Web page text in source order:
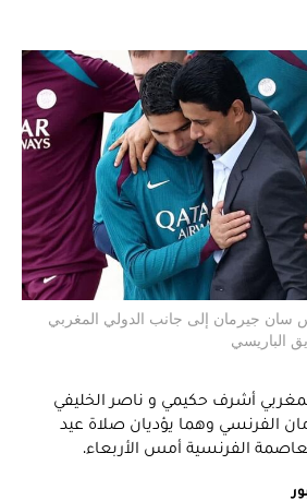
سان جيرمان إلى جانب الدولي المغربي
الباريسي
أشرف حكيمي و ناصر الخليفي
الفرنسي وهما يؤديان صلاة عيد
الفرنسية أمس الأربعاء.